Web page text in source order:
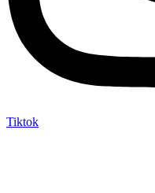
Tiktok